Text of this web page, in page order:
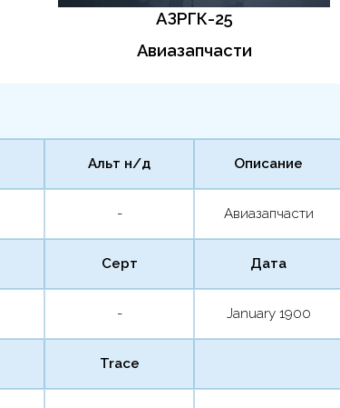
АЗРГК-25
Авиазапчасти
Альт н/д
-
Описание
Авиазапчасти
Серт
-
Дата
January 1900
Trace